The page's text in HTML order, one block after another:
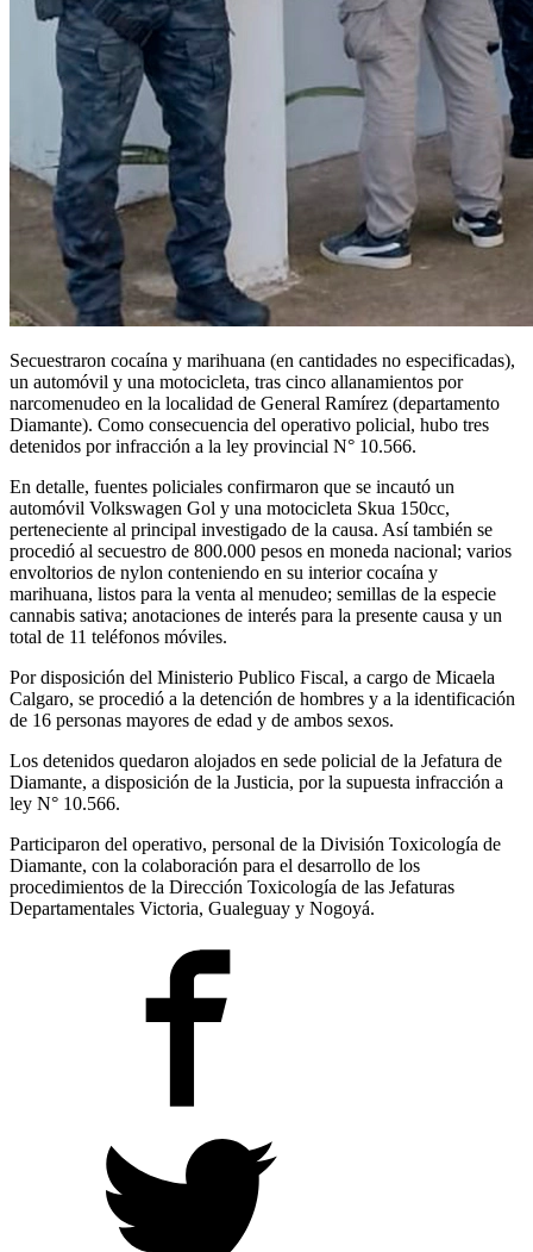
Secuestraron cocaína y marihuana (en cantidades no especificadas),
un automóvil y una motocicleta, tras cinco allanamientos por
narcomenudeo en la localidad de General Ramírez (departamento
Diamante). Como consecuencia del operativo policial, hubo tres
detenidos por infracción a la ley provincial N° 10.566.
En detalle, fuentes policiales confirmaron que se incautó un
automóvil Volkswagen Gol y una motocicleta Skua 150cc,
perteneciente al principal investigado de la causa. Así también se
procedió al secuestro de 800.000 pesos en moneda nacional; varios
envoltorios de nylon conteniendo en su interior cocaína y
marihuana, listos para la venta al menudeo; semillas de la especie
cannabis sativa; anotaciones de interés para la presente causa y un
total de 11 teléfonos móviles.
Por disposición del Ministerio Publico Fiscal, a cargo de Micaela
Calgaro, se procedió a la detención de hombres y a la identificación
de 16 personas mayores de edad y de ambos sexos.
Los detenidos quedaron alojados en sede policial de la Jefatura de
Diamante, a disposición de la Justicia, por la supuesta infracción a
ley N° 10.566.
Participaron del operativo, personal de la División Toxicología de
Diamante, con la colaboración para el desarrollo de los
procedimientos de la Dirección Toxicología de las Jefaturas
Departamentales Victoria, Gualeguay y Nogoyá.